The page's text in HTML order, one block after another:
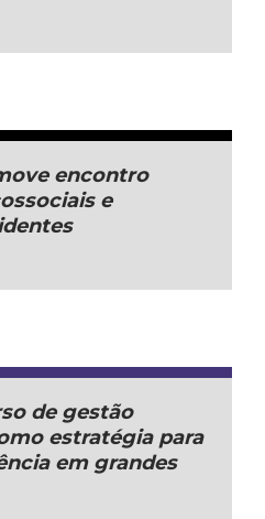
encontro
e
de gestão
estratégia para
em grandes